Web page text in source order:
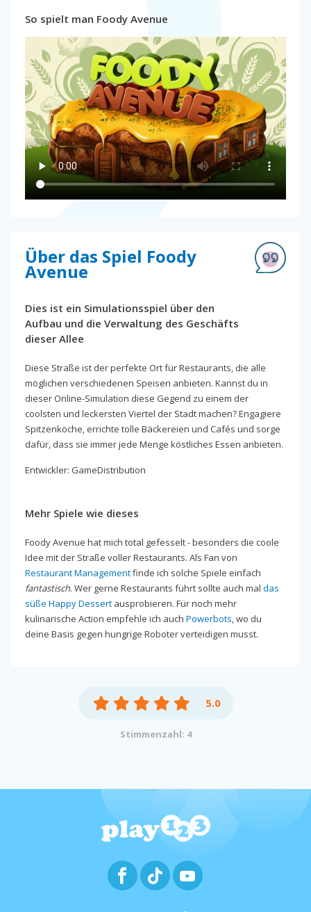
So spielt man Foody Avenue
Über das Spiel Foody
Avenue
Dies ist ein Simulationsspiel über den
Aufbau und die Verwaltung des Geschäfts
dieser Allee
Diese Straße ist der perfekte Ort für Restaurants, die alle
möglichen verschiedenen Speisen anbieten. Kannst du in
dieser Online-Simulation diese Gegend zu einem der
coolsten und leckersten Viertel der Stadt machen? Engagiere
Spitzenköche, errichte tolle Bäckereien und Cafés und sorge
dafür, dass sie immer jede Menge köstliches Essen anbieten.
Entwickler: GameDistribution
Mehr Spiele wie dieses
Foody Avenue hat mich total gefesselt - besonders die coole
Idee mit der Straße voller Restaurants. Als Fan von
Restaurant Managementfinde ich solche Spiele einfach
fantastisch. Wer gerne Restaurants führt sollte auch mal das
süße Happy Dessert ausprobieren. Für noch mehr
kulinarische Action empfehle ich auch Powerbots, wo du
deine Basis gegen hungrige Roboter verteidigen musst.
5.0
Stimmenzahl: 4